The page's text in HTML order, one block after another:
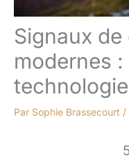
Signaux
modernes
Par Sophie Brassecourt /